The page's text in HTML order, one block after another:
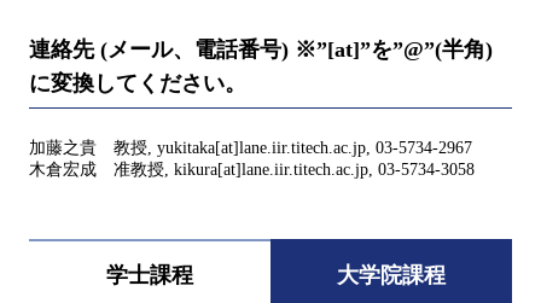
連絡先 (メール、電話番号) ※”[at]”を”@”(半角)
に変換してください。
加藤之貴 教授, yukitaka[at]lane.iir.titech.ac.jp, 03-5734-2967
木倉宏成 准教授, kikura[at]lane.iir.titech.ac.jp, 03-5734-3058
学士課程 大学院課程